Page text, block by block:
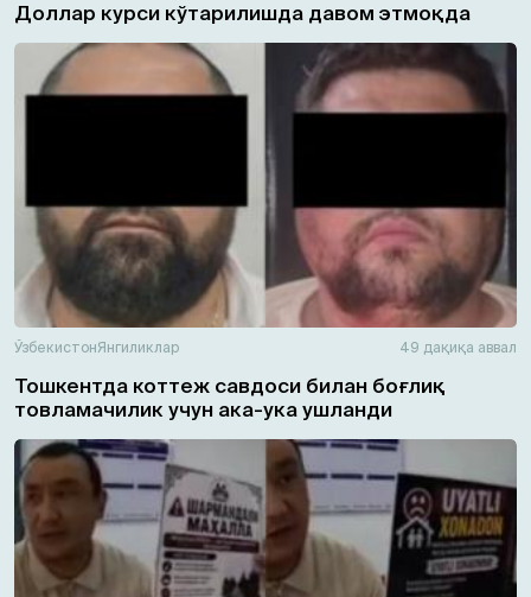
Доллар курси кўтарилишда давом этмоқда
ЎзбекистонЯнгиликлар 49 дақиқа аввал
Тошкентда коттеж савдоси билан боғлиқ
товламачилик учун ака-ука ушланди